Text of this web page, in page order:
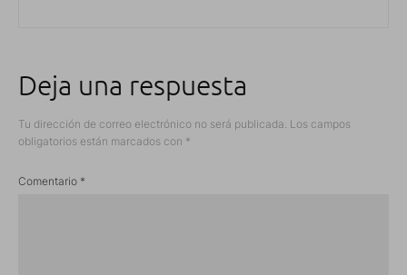
Deja una respuesta
Tu dirección de correo electrónico no será publicada. Los campos
obligatorios están marcados con *
Comentario *